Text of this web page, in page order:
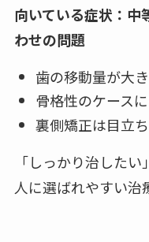
向いている症状：中
わせの問題
歯の移動量が大
骨格性のケース
裏側矯正は目立
「しっかり治した
人に選ばれやすい治